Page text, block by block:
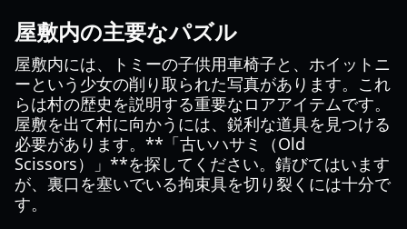
屋敷内の主要なパズル
屋敷内には、トミーの子供用車椅子と、ホイットニ
ーという少女の削り取られた写真があります。これ
らは村の歴史を説明する重要なロアアイテムです。
屋敷を出て村に向かうには、鋭利な道具を見つける
必要があります。**「古いハサミ（Old
Scissors）」**を探してください。錆びてはいます
が、裏口を塞いでいる拘束具を切り裂くには十分で
す。